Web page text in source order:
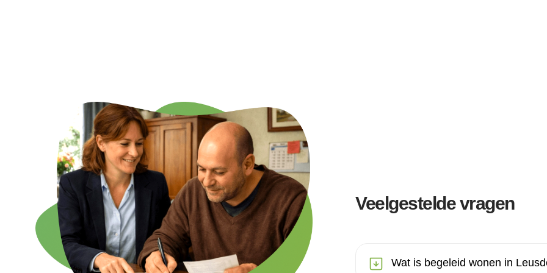
Veelgestelde vragen
Wat is begeleid wonen in